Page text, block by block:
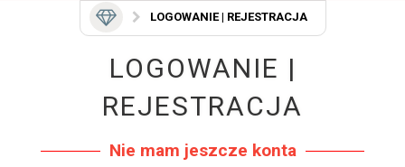
LOGOWANIE | REJESTRACJA
LOGOWANIE |
REJESTRACJA
Nie mam jeszcze konta